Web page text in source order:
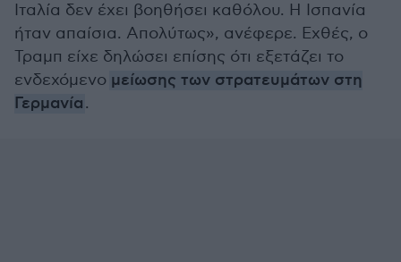
Ιταλία δεν έχει βοηθήσει καθόλου. Η Ισπανία
ήταν απαίσια. Απολύτως», ανέφερε. Εχθές, ο
Τραμπ είχε δηλώσει επίσης ότι εξετάζει το
ενδεχόμενο μείωσης των στρατευμάτων στη
Γερμανία.